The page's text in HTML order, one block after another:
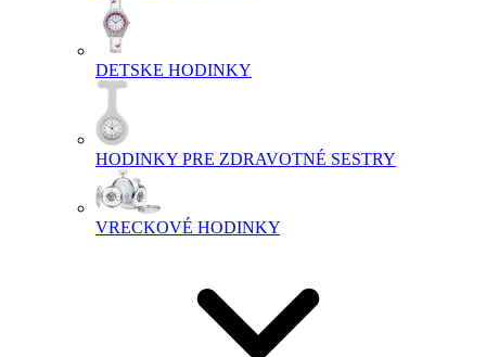
DETSKE HODINKY
HODINKY PRE ZDRAVOTNÉ SESTRY
VRECKOVÉ HODINKY